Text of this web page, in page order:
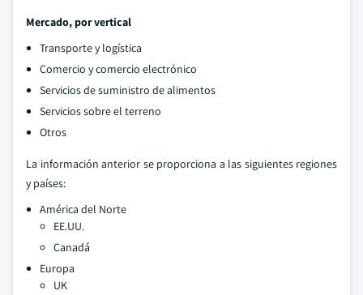
Mercado, por vertical
Transporte y logística
Comercio y comercio electrónico
Servicios de suministro de alimentos
Servicios sobre el terreno
Otros
La información anterior se proporciona a las siguientes regiones
y países:
América del Norte
EE.UU.
Canadá
Europa
UK